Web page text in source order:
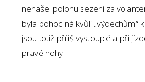
nenašel polohu sezení za
byla pohodlná kvůli „výdechům“
jsou totiž příliš vystouplé a při
pravé nohy.